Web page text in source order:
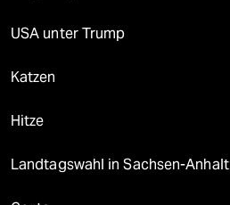
USA unter Trump
Katzen
Hitze
Landtagswahl in Sachsen-Anhalt